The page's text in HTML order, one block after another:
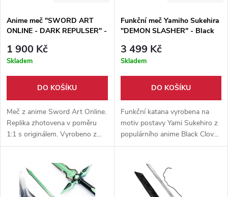
Anime meč "SWORD ART
ONLINE - DARK REPULSER" -
1 900 Kč
Skladem
DO KOŠÍKU
Meč z anime Sword Art Online.
Replika zhotovena v poměru
1:1 s originálem. Vyrobeno z
kvalitní nerezové oceli. Součástí
ekokůže.
Funkční meč Yamiho Sukehira
"DEMON SLASHER" - Black
3 499 Kč
Skladem
DO KOŠÍKU
Funkční katana vyrobena na
motiv postavy Yami Sukehiro z
populárního anime Black Clover.
Čepel katany je vyrobena z
dřevěnou pochvou a hávem pro
přenos.